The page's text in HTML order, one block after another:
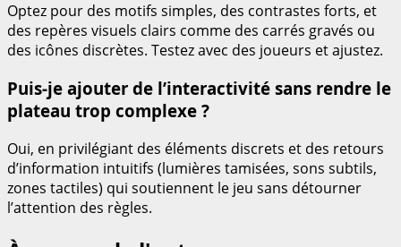
Optez pour des motifs simples, des contrastes forts, et
des repères visuels clairs comme des carrés gravés ou
des icônes discrètes. Testez avec des joueurs et ajustez.
Puis-je ajouter de l’interactivité sans rendre le
plateau trop complexe ?
Oui, en privilégiant des éléments discrets et des retours
d’information intuitifs (lumières tamisées, sons subtils,
zones tactiles) qui soutiennent le jeu sans détourner
l’attention des règles.